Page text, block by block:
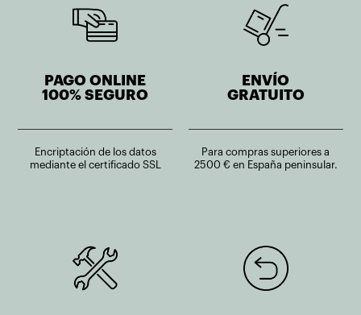
PAGO ONLINE
100% SEGURO
Encriptación de los datos
mediante el certificado SSL
ENVÍO
GRATUITO
Para compras superiores a
2500 € en España peninsular.